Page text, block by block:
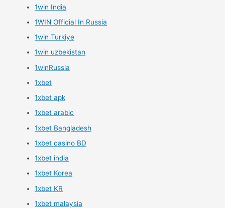
1win India
1WIN Official In Russia
1win Turkiye
1win uzbekistan
1winRussia
1xbet
1xbet apk
1xbet arabic
1xbet Bangladesh
1xbet casino BD
1xbet india
1xbet Korea
1xbet KR
1xbet malaysia